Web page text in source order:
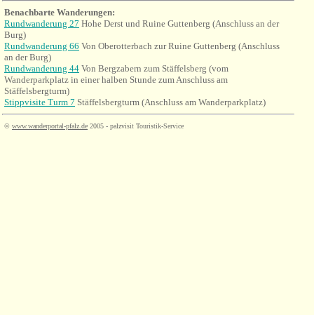
Benachbarte Wanderungen:
Rundwanderung 27 Hohe Derst und Ruine Guttenberg (Anschluss an der
Burg)
Rundwanderung 66 Von Oberotterbach zur Ruine Guttenberg (Anschluss
an der Burg)
Rundwanderung 44 Von Bergzabern zum Stäffelsberg (vom
Wanderparkplatz in einer halben Stunde zum Anschluss am
Stäffelsbergturm)
Stippvisite Turm 7 Stäffelsbergturm (Anschluss am Wanderparkplatz)
© www.wanderportal-pfalz.de 2005 - palzvisit Touristik-Service